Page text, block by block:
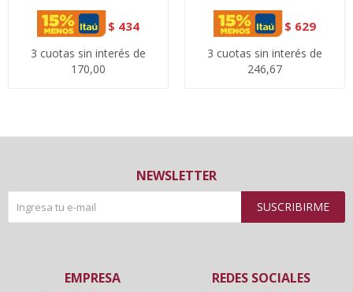
$ 434
3 cuotas sin interés de
170,00
$ 629
3 cuotas sin interés de
246,67
NEWSLETTER
SUSCRIBIRME
REDES SOCIALES
EMPRESA